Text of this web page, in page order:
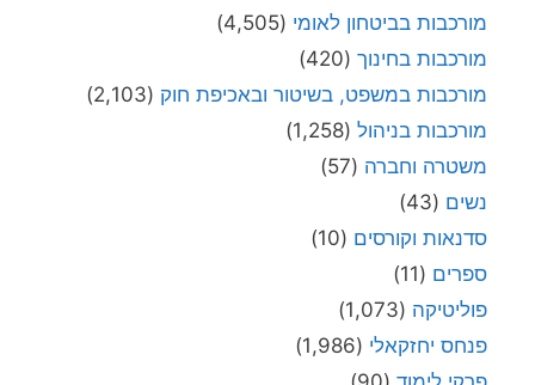
מורכבות בביטחון לאומי (4,505)
מורכבות בחינוך (420)
מורכבות במשפט, בשיטור ובאכיפת חוק (2,103)
מורכבות בניהול (1,258)
משטרה וחברה (57)
נשים (43)
סדנאות וקורסים (10)
ספרים (11)
פוליטיקה (1,073)
פנחס יחזקאלי (1,986)